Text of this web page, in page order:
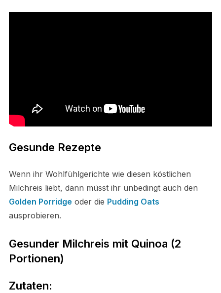
Gesunde Rezepte
Wenn ihr Wohlfühlgerichte wie diesen köstlichen
Milchreis liebt, dann müsst ihr unbedingt auch den
Golden Porridge oder die Pudding Oats
ausprobieren.
Gesunder Milchreis mit Quinoa (2
Portionen)
Zutaten: